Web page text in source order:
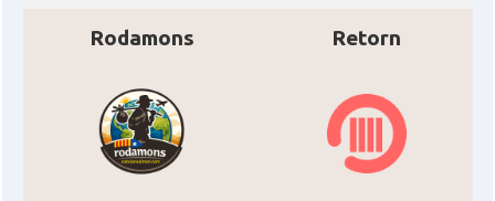
Acció ACCIÓ a Austin
Acció Acció a New York
Acció ACCIÓ a Silicon Valley
Rodamons Retorn